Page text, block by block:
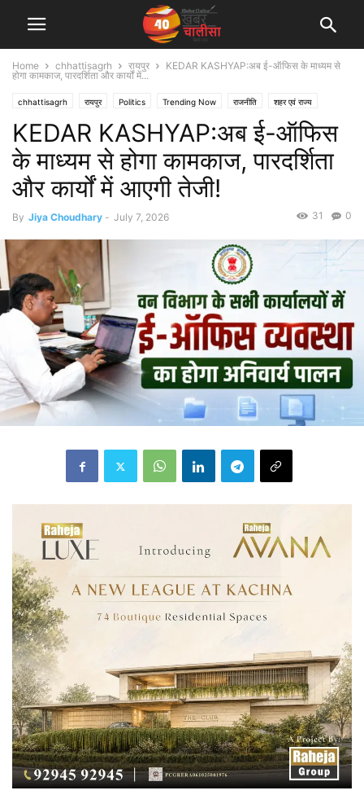
Home chhattisagrh रायपुर
KEDAR KASHYAP:अब ई-ऑफिस के माध्यम से
होगा कामकाज, पारदर्शिता और कार्यों में...
chhattisagrh रायपुर Politics Trending Now राजनीति शहर एवं राज्य
KEDAR KASHYAP:अब ई-ऑफिस
के माध्यम से होगा कामकाज, पारदर्शिता
और कार्यों में आएगी तेजी!
By Jiya Choudhary - July 7, 2026 0
31